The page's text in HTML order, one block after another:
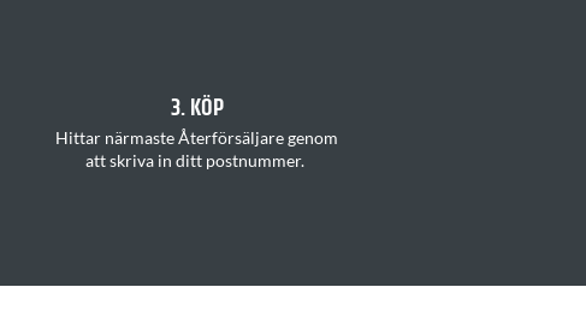
3. KÖP
Hittar närmaste Återförsäljaregenom
attskriva in ditt postnummer.